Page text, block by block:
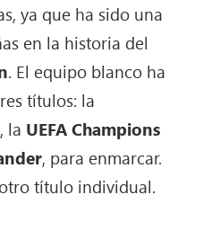
ya que ha sido una
en la historia del
. El equipo blanco ha
títulos: la
, la UEFA Champions
, para enmarcar.
título individual.